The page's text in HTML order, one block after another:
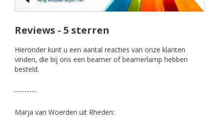
Reviews - 5 sterren
Hieronder kunt u een aantal reacties van onze klanten
vinden, die bij ons een beamer of beamerlamp hebben
besteld.
---------
Marja van Woerden uit Rheden: